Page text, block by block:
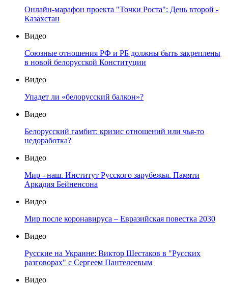
Онлайн-марафон проекта "Точки Роста": День второй -
Казахстан
Видео
Союзные отношения РФ и РБ должны быть закреплены
в новой белорусской Конституции
Видео
Упадет ли «белорусский балкон»?
Видео
Белорусский гамбит: кризис отношений или чья-то
недоработка?
Видео
Мир - наш. Институт Русского зарубежья. Памяти
Аркадия Бейненсона
Видео
Мир после коронавируса – Евразийская повестка 2030
Видео
Русские на Украине: Виктор Шестаков в "Русских
разговорах" с Сергеем Пантелеевым
Видео